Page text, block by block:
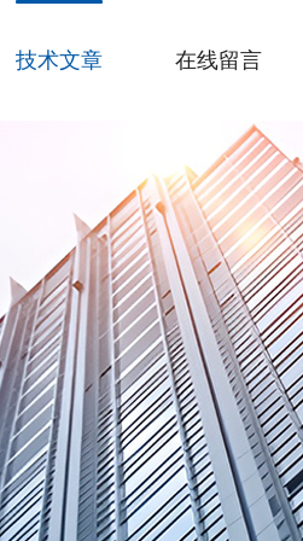
技术文章 在线留言